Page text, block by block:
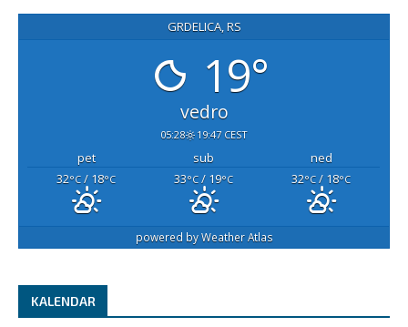
GRDELICA, RS
19°
vedro
05:28 19:47 CEST
pet sub
ned
32°C / 18°C 33°C / 19°C 32°C / 18°C
powered byWeather Atlas
KALENDAR